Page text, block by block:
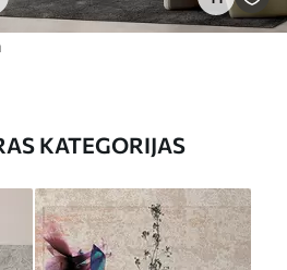
KATEGORIJAS